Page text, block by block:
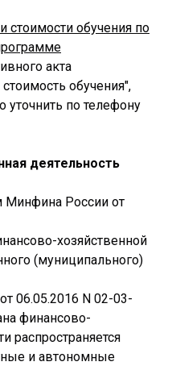
обучения по
акта
обучения",
уточнить по телефону
деятельность
Минфина России от
хозяйственной
(муниципального)
06.05.2016 N 02-03-
финансово-
распространяется
и автономные